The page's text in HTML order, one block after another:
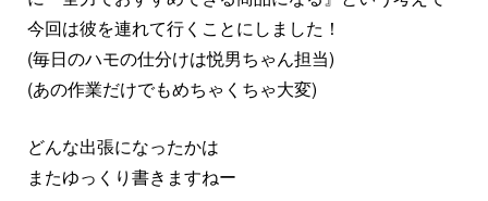
今回は彼を連れて行くことにしました！
(毎日のハモの仕分けは悦男ちゃん担当)
(あの作業だけでもめちゃくちゃ大変)
どんな出張になったかは
またゆっくり書きますねー